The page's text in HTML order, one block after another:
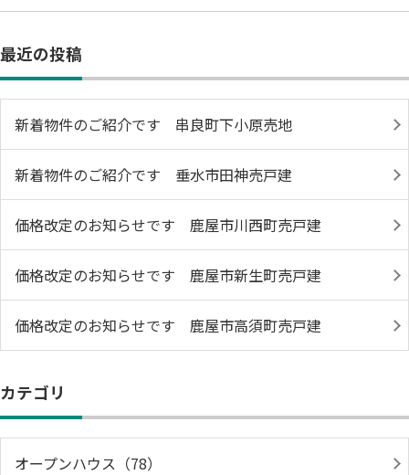
最近の投稿
新着物件のご紹介です 串良町下小原売地
新着物件のご紹介です 垂水市田神売戸建
価格改定のお知らせです 鹿屋市川西町売戸建
価格改定のお知らせです 鹿屋市新生町売戸建
価格改定のお知らせです 鹿屋市高須町売戸建
カテゴリ
オープンハウス（78）